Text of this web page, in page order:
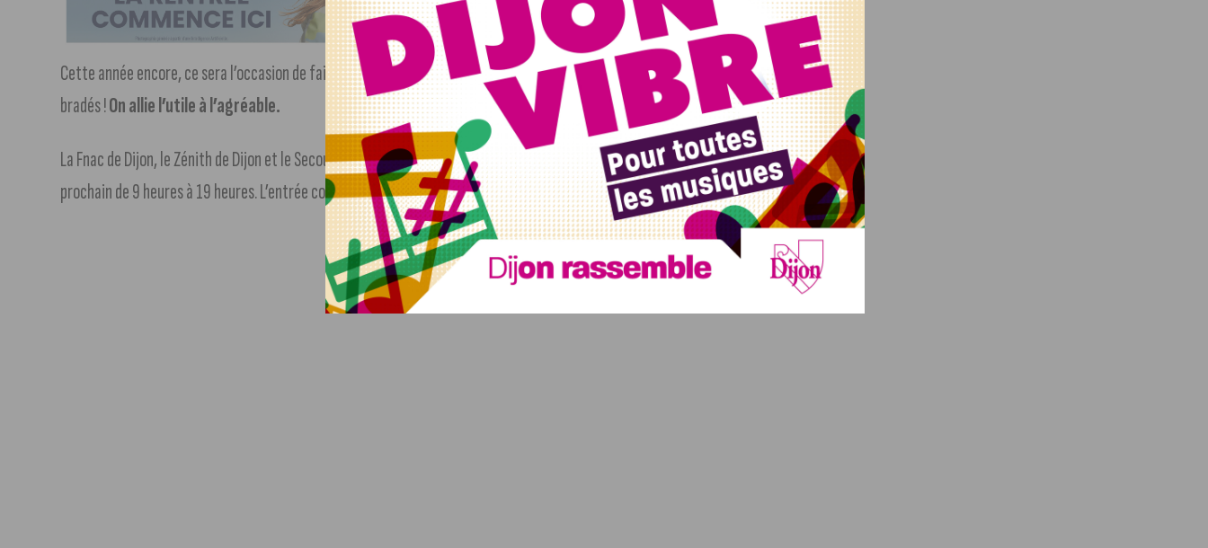
Cette année encore, ce sera l’occasion de faire une bonne action, en faisant le plein de produits culturels à prix
bradés !On allie l’utile à l’agréable.
La Fnac de Dijon, le Zénith de Dijon et le Secours Populaire organisent cette belle initiative le dimanche 4 juin
prochain de 9 heures à 19 heures. L’entrée coûte seulement 1 euro en signe de solidarité.